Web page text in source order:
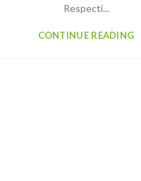
Respecti...
CONTINUE READING